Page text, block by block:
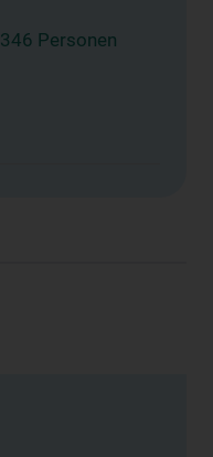
346 Personen